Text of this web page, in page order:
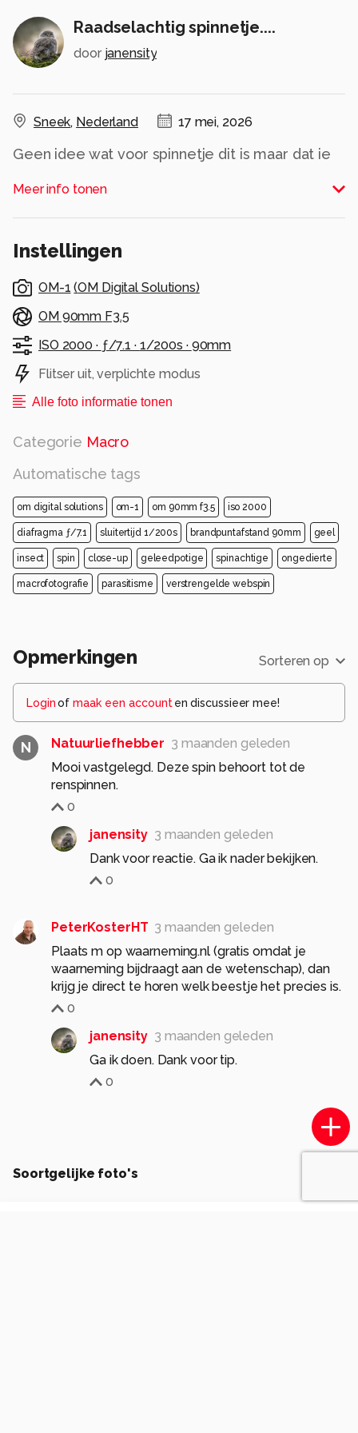
Raadselachtig spinnetje....
door janensity
Sneek, Nederland 17 mei, 2026
Geen idee wat voor spinnetje dit is maar dat ie
fascinerend....
Meer info tonen
Instellingen
OM-1 (OM Digital Solutions)
OM 90mm F3.5
ISO 2000 · ƒ/7.1 · 1/200s · 90mm
Flitser uit, verplichte modus
Alle foto informatie tonen
Categorie Macro
Automatische tags
om digital solutions om-1 om 90mm f3.5 iso 2000
diafragma ƒ/7.1 sluitertijd 1/200s brandpuntafstand 90mm geel
insect spin close-up geleedpotige spinachtige ongedierte
macrofotografie parasitisme verstrengelde webspin
Opmerkingen Sorteren op
Loginof maak een account en discussieer mee!
N Natuurliefhebber 3 maanden geleden
Mooi vastgelegd. Deze spin behoort tot de
renspinnen.
0
janensity 3 maanden geleden
Dank voor reactie. Ga ik nader bekijken.
0
PeterKosterHT 3 maanden geleden
Plaats m op waarneming.nl (gratis omdat je
waarneming bijdraagt aan de wetenschap), dan
krijg je direct te horen welk beestje het precies is.
0
janensity 3 maanden geleden
Ga ik doen. Dank voor tip.
0
Soortgelijke foto's